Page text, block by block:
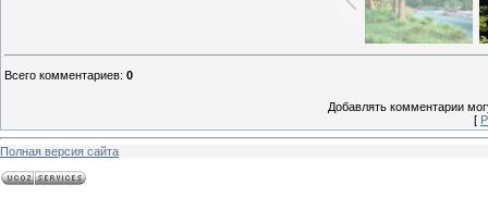
Всего комментариев: 0
Добавлять комментарии
[
Полная версия сайта